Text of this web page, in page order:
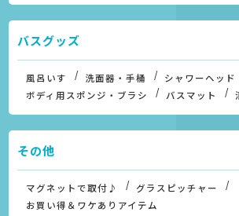
バスグッズ
風呂いす 洗面器・手桶
シャワーヘッド
ボディ用スポンジ・ブラシ
バスマット
その他
マグネットで取付♪
グラスピッチャー
お買い得＆ワケありアイテム